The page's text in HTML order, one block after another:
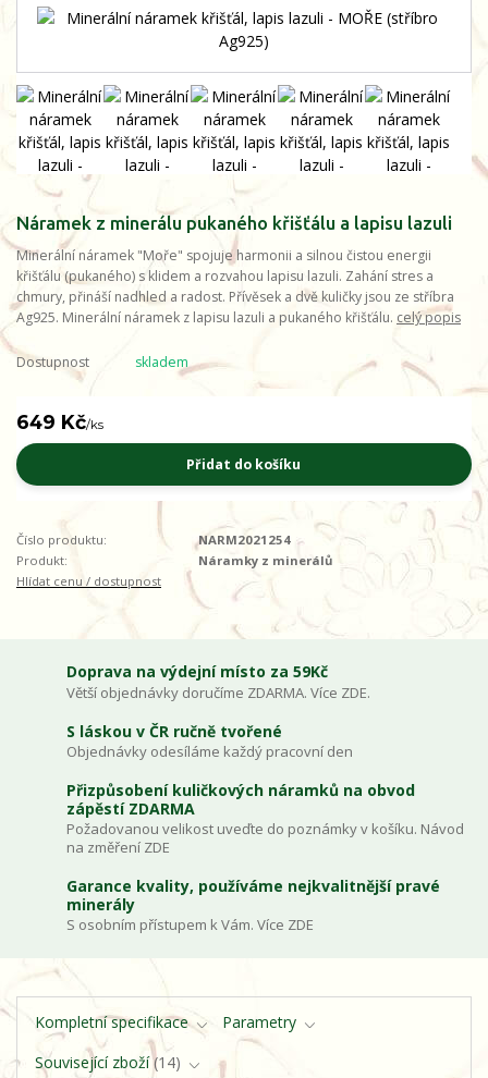
Náramek z minerálu pukaného křišťálu a lapisu lazuli
Minerální náramek "Moře" spojuje harmonii a silnou čistou energii
křišťálu (pukaného) s klidem a rozvahou lapisu lazuli. Zahání stres a
chmury, přináší nadhled a radost. Přívěsek a dvě kuličky jsou ze stříbra
Ag925. Minerální náramek z lapisu lazuli a pukaného křišťálu. celý popis
Dostupnost skladem
649 Kč/ks
Přidat do košíku
Číslo produktu:
NARM2021254
Produkt:
Náramky z minerálů
Hlídat cenu / dostupnost
Doprava na výdejní místo za 59Kč
Větší objednávky doručíme ZDARMA. Více ZDE.
S láskou v ČR ručně tvořené
Objednávky odesíláme každý pracovní den
Přizpůsobení kuličkových náramků na obvod
zápěstí ZDARMA
Požadovanou velikost uveďte do poznámky v košíku. Návod
na změření ZDE
Garance kvality, používáme nejkvalitnější pravé
minerály
S osobním přístupem k Vám. Více ZDE
Kompletní specifikace
Parametry
Související zboží 14